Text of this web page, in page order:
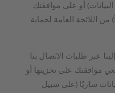
أو على موافقتك
6 الفقرة 1 مضاءة 1 (أ) من اللائحة العامة لحماية
عبر طلبات الاتصال بنا
موافقتك على تخزينها أو
ساريًا (على سبيل